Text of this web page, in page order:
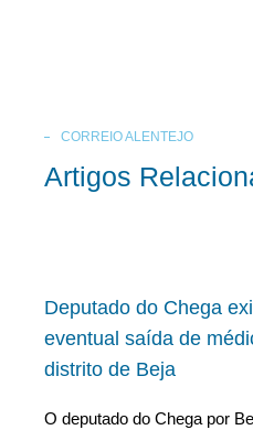
CORREIO ALENTEJO
Artigos
Deputado do Chega
eventual saída de
distrito de Beja
O deputado do Chega por